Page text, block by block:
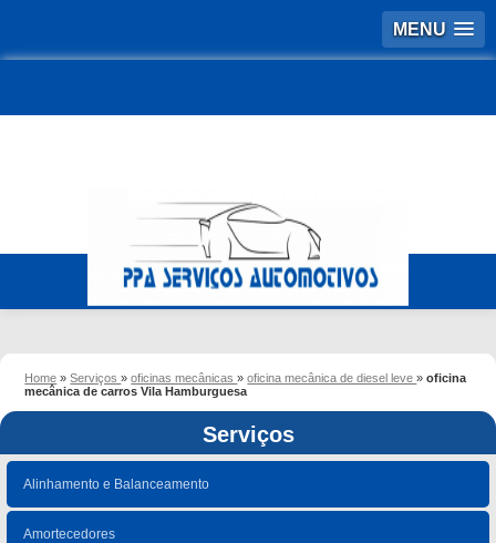
MENU
Home »Serviços»oficinas mecânicas»oficina mecânica de diesel leve»oficina
mecânica de carros Vila Hamburguesa
Serviços
Alinhamento e Balanceamento
Amortecedores